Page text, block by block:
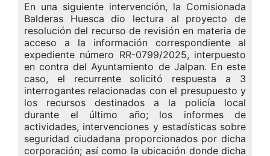
En una siguiente intervención, la Comisionada
Balderas Huesca dio lectura al proyecto de
resolución del recurso de revisión en materia de
acceso a la información correspondiente al
expediente número RR-0799/2025, interpuesto
en contra del Ayuntamiento de Jalpan. En este
caso, el recurrente solicitó respuesta a 3
interrogantes relacionadas con el presupuesto y
los recursos destinados a la policía local
durante el último año; los informes de
actividades, intervenciones y estadísticas sobre
seguridad ciudadana proporcionados por dicha
corporación; así como la ubicación donde dicha